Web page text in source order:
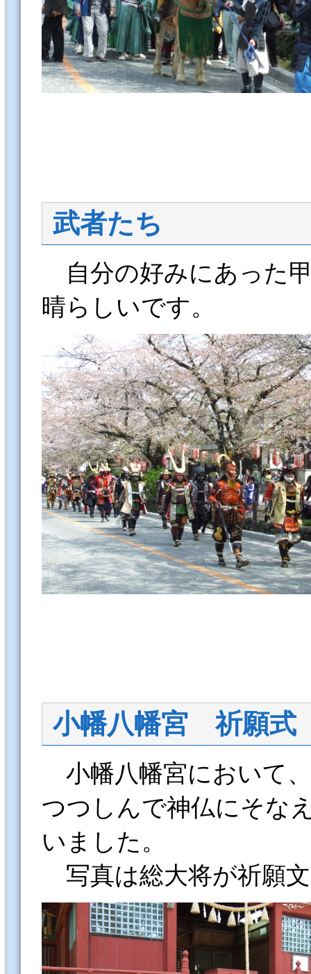
武者たち
自分の好みにあった
晴らしいです。
小幡八幡宮 祈願式
小幡八幡宮において
つつしんで神仏にそな
いました。
写真は総大将が祈願